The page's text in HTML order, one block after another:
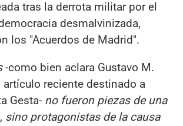
tras la derrota militar por el
desmalvinizada,
los "Acuerdos de Madrid".
-como bien aclara Gustavo M.
artículo reciente destinado a
Gesta- no fueron piezas de una
, sino protagonistas de la causa